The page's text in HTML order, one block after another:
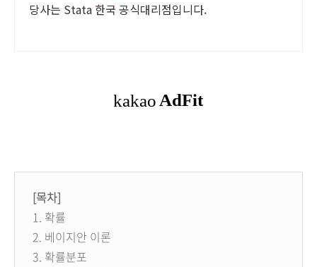
당사는 Stata 한국 공식대리점입니다.
[목차]
1. 확률
2. 베이지안 이론
3. 확률분포